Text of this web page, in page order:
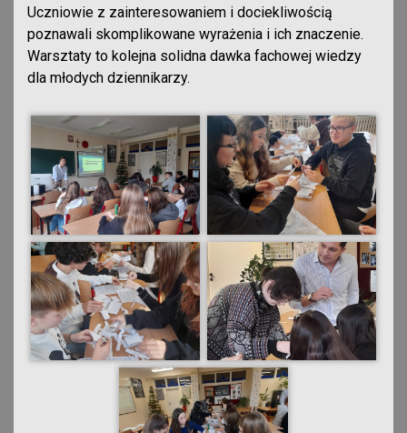
Uczniowie z zainteresowaniem i dociekliwością
poznawali skomplikowane wyrażenia i ich znaczenie.
Warsztaty to kolejna solidna dawka fachowej wiedzy
dla młodych dziennikarzy.